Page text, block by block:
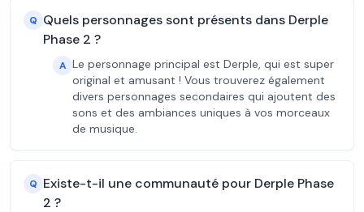
Q Quels personnages sont présents dans Derple
Phase 2 ?
A Le personnage principal est Derple, qui est super
original et amusant ! Vous trouverez également
divers personnages secondaires qui ajoutent des
sons et des ambiances uniques à vos morceaux
de musique.
Q Existe-t-il une communauté pour Derple Phase
2 ?